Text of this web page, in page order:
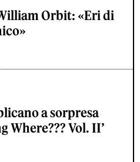
Orbit: «Eri di
a sorpresa
Where??? Vol. II’